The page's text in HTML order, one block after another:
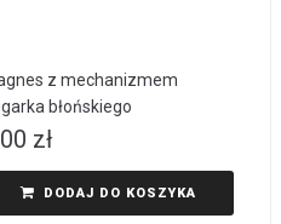
z mechanizmem
błońskiego
zł
DODAJ DO KOSZYKA